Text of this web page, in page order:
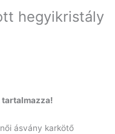
hegyikristály
tartalmazza!
ásvány karkötő